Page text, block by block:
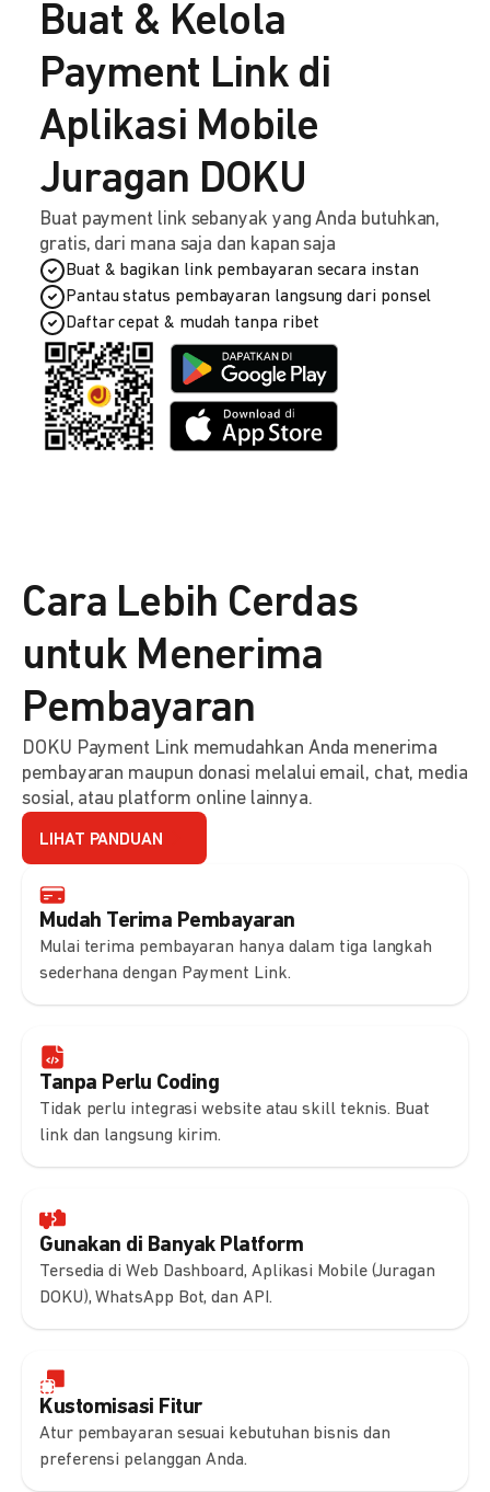
Buat & Kelola
Payment Link di
Aplikasi Mobile
Juragan DOKU
Buat payment link sebanyak yang Anda butuhkan,
gratis, dari mana saja dan kapan saja
Buat & bagikan link pembayaran secara instan
Pantau status pembayaran langsung dari ponsel
Daftar cepat & mudah tanpa ribet
Mudah Terima Pembayaran
Mulai terima pembayaran hanya dalam tiga langkah
sederhana dengan Payment Link.
Tanpa Perlu Coding
Tidak perlu integrasi website atau skill teknis. Buat
link dan langsung kirim.
Gunakan di Banyak Platform
Tersedia di Web Dashboard, Aplikasi Mobile (Juragan
DOKU), WhatsApp Bot, dan API.
Kustomisasi Fitur
Atur pembayaran sesuai kebutuhan bisnis dan
preferensi pelanggan Anda.
Cara Lebih Cerdas
untuk Menerima
Pembayaran
DOKU Payment Link memudahkan Anda menerima
pembayaran maupun donasi melalui email, chat, media
sosial, atau platform online lainnya.
LIHAT PANDUAN